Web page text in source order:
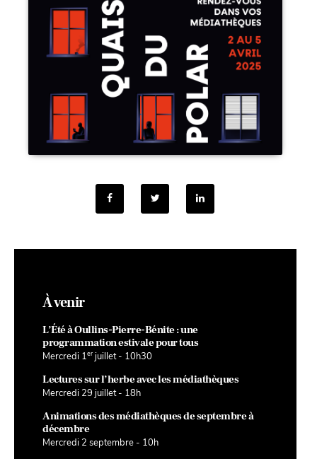
À venir
L’Été à Oullins-Pierre-Bénite : une
programmation estivale pour tous
Mercredi 1er juillet - 10h30
Lectures sur l’herbe avec les médiathèques
Mercredi 29 juillet - 18h
Animations des médiathèques de septembre à
décembre
Mercredi 2 septembre - 10h